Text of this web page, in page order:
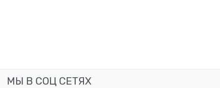
МЫ В СОЦ СЕТЯХ